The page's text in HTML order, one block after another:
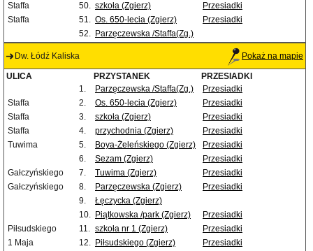
Staffa
50. szkoła (Zgierz)
Przesiadki
Staffa
51. Os. 650-lecia (Zgierz)
Przesiadki
52. Parzęczewska /Staffa(Zg.)
Dw. Łódź Kaliska Pokaż na mapie
ULICA PRZYSTANEK
PRZESIADKI
1.
Parzęczewska /Staffa(Zg.)
Przesiadki
Staffa
2. Os. 650-lecia (Zgierz)
Przesiadki
Staffa
3. szkoła (Zgierz)
Przesiadki
Staffa
4. przychodnia (Zgierz)
Przesiadki
Tuwima
5. Boya-Żeleńskiego (Zgierz)
Przesiadki
6.
Sezam (Zgierz)
Przesiadki
Gałczyńskiego
7. Tuwima (Zgierz)
Przesiadki
Gałczyńskiego
8. Parzęczewska (Zgierz)
Przesiadki
9.
Łęczycka (Zgierz)
10. Piątkowska /park (Zgierz)
Przesiadki
Piłsudskiego
11. szkoła nr 1 (Zgierz)
Przesiadki
1 Maja
12. Piłsudskiego (Zgierz)
Przesiadki